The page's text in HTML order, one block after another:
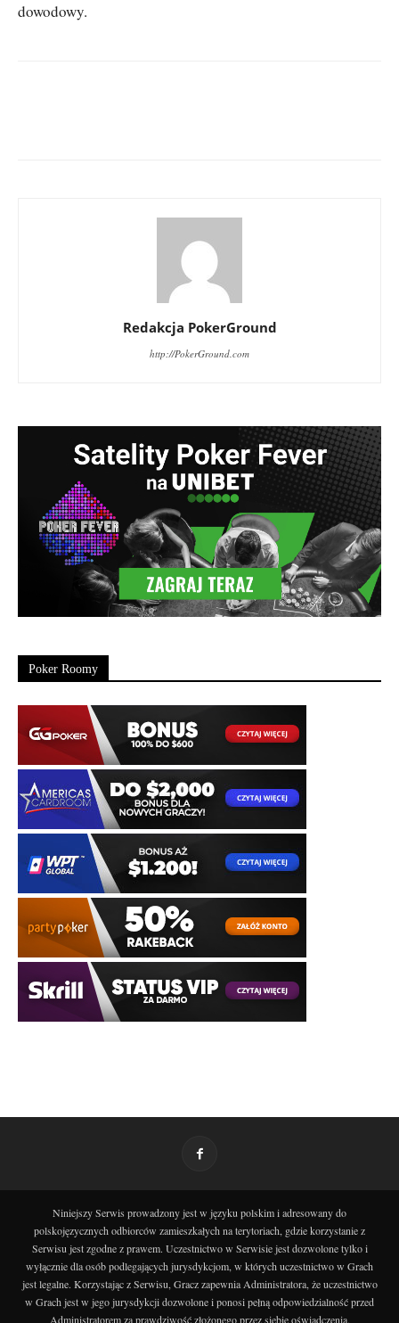
dowodowy.
Redakcja PokerGround
http://PokerGround.com
Poker Roomy
Niniejszy Serwis prowadzony jest w języku polskim i adresowany do
polskojęzycznych odbiorców zamieszkałych na terytoriach, gdzie korzystanie z
Serwisu jest zgodne z prawem. Uczestnictwo w Serwisie jest dozwolone tylko i
wyłącznie dla osób podlegających jurysdykcjom, w których uczestnictwo w Grach
jest legalne. Korzystając z Serwisu, Gracz zapewnia Administratora, że uczestnictwo
w Grach jest w jego jurysdykcji dozwolone i ponosi pełną odpowiedzialność przed
Administratorem za prawdziwość złożonego przez siebie oświadczenia.